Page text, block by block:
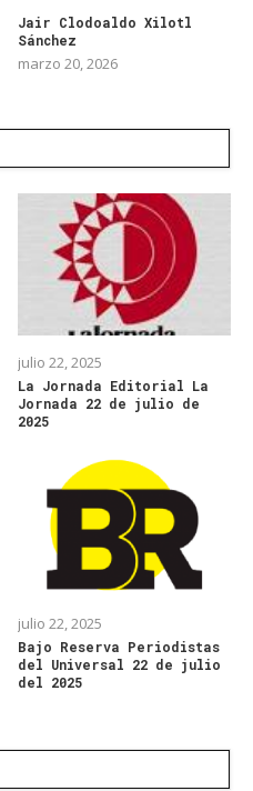
Jair Clodoaldo Xilotl
Sánchez
marzo 20, 2026
julio 22, 2025
La Jornada Editorial La
Jornada 22 de julio de
2025
julio 22, 2025
Bajo Reserva Periodistas
del Universal 22 de julio
del 2025